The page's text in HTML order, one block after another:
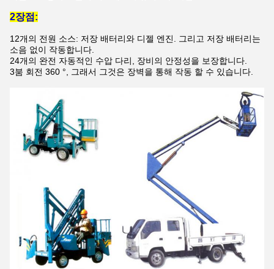
2장점:
12개의 전원 소스: 저장 배터리와 디젤 엔진. 그리고 저장 배터리는
소음 없이 작동합니다.
24개의 완전 자동적인 수압 다리, 장비의 안정성을 보장합니다.
3붐 회전 360 °, 그래서 그것은 장벽을 통해 작동 할 수 있습니다.